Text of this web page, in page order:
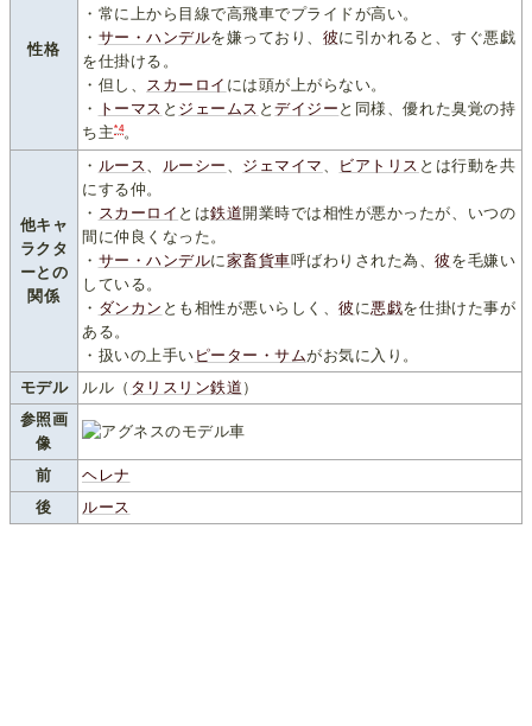
性格
・常に上から目線で高飛車でプライドが高い。
・ サー・ハンデルを嫌っており、 彼に引かれると、すぐ悪戯
を仕掛ける。
・但し、
スカーロイ には頭が上がらない。
・
トーマス と ジェームス とデイジー と同様、優れた臭覚の持
ち主*4。
他キャ
ラクタ
ーとの
関係
・ ルース ルーシー ジェマイマ ビアトリス とは行動を共
にする仲。
・ スカーロイ とは鉄道開業時では相性が悪かったが、いつの
間に仲良くなった。
・ サー・ハンデルに 家畜貨車呼ばわりされた為、彼 を毛嫌い
している。
・ ダンカン とも相性が悪いらしく、彼 に 悪戯を仕掛けた事が
ある。
・扱いの上手い ピーター・サムがお気に入り。
モデル
ルル（ タリスリン鉄道 ）
参照画
像
前
ヘレナ
後
ルース